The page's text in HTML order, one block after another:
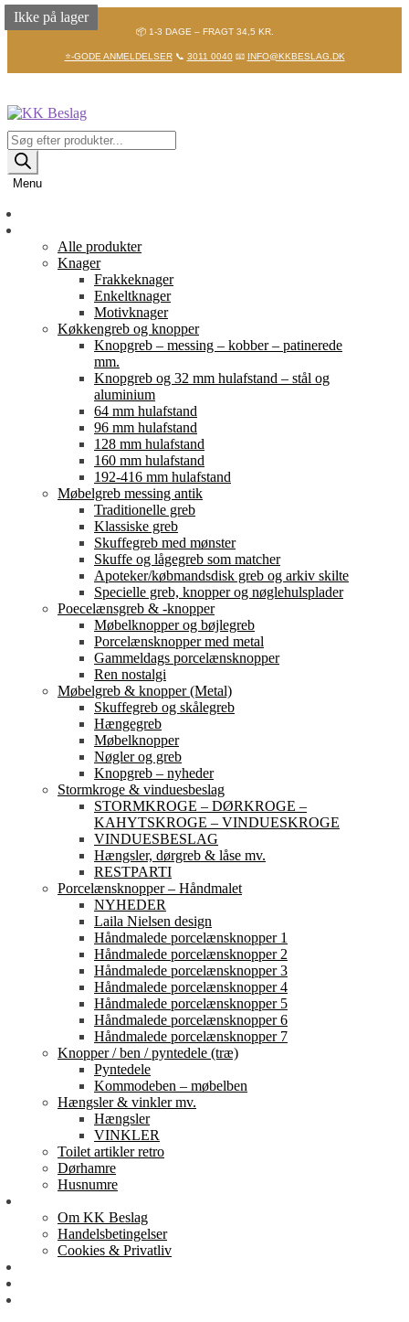
📦 1-3 DAGE – FRAGT 34,5 KR.
⭐-GODE ANMELDELSER📞 3011 0040📧 INFO@KKBESLAG.DK
Spring
til
navigation
Spring
til
indhold
Products
search
Menu
Alle produkter
Knager
Frakkeknager
Enkeltknager
Motivknager
Køkkengreb og knopper
Knopgreb – messing – kobber – patinerede
mm.
Knopgreb og 32 mm hulafstand – stål og
aluminium
64 mm hulafstand
96 mm hulafstand
128 mm hulafstand
160 mm hulafstand
192-416 mm hulafstand
Møbelgreb messing antik
Traditionelle greb
Klassiske greb
Skuffegreb med mønster
Skuffe og lågegreb som matcher
Apoteker/købmandsdisk greb og arkiv skilte
Specielle greb, knopper og nøglehulsplader
Poecelænsgreb & -knopper
Møbelknopper og bøjlegreb
Porcelænsknopper med metal
Gammeldags porcelænsknopper
Ren nostalgi
Møbelgreb & knopper (Metal)
Skuffegreb og skålegreb
Hængegreb
Møbelknopper
Nøgler og greb
Knopgreb – nyheder
Stormkroge & vinduesbeslag
STORMKROGE – DØRKROGE –
KAHYTSKROGE – VINDUESKROGE
VINDUESBESLAG
Hængsler, dørgreb & låse mv.
RESTPARTI
Porcelænsknopper – Håndmalet
NYHEDER
Laila Nielsen design
Håndmalede porcelænsknopper 1
Håndmalede porcelænsknopper 2
Håndmalede porcelænsknopper 3
Håndmalede porcelænsknopper 4
Håndmalede porcelænsknopper 5
Håndmalede porcelænsknopper 6
Håndmalede porcelænsknopper 7
Knopper / ben / pyntedele (træ)
Pyntedele
Kommodeben – møbelben
Hængsler & vinkler mv.
Hængsler
VINKLER
Toilet artikler retro
Dørhamre
Husnumre
Om KK Beslag
Handelsbetingelser
Cookies & Privatliv
Ikke på lager
Ikke på lager
Ikke på lager
Ikke på lager